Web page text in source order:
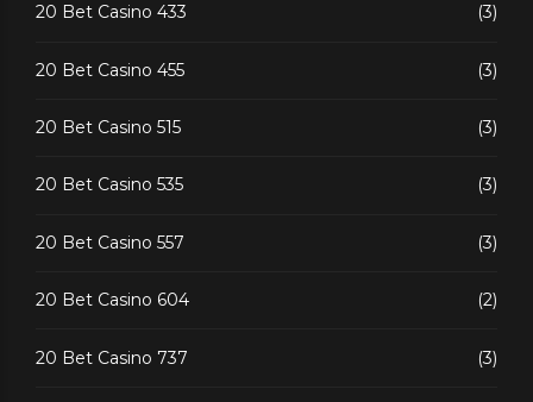
20 Bet Casino 433 (3)
20 Bet Casino 455 (3)
20 Bet Casino 515 (3)
20 Bet Casino 535 (3)
20 Bet Casino 557 (3)
20 Bet Casino 604 (2)
20 Bet Casino 737 (3)